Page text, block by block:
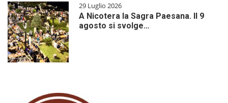
29 Luglio 2026
A Nicotera la Sagra Paesana. Il 9
agosto si svolge…